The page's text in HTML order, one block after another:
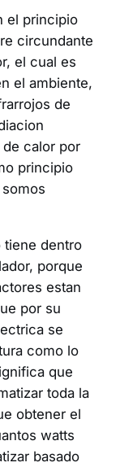
el principio
circundante
el cual es
el ambiente,
de
calor por
principio
tiene dentro
porque
estan
por su
se
como lo
que
toda la
obtener el
watts
basado